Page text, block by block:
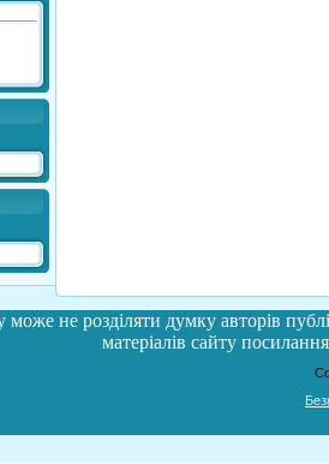
може не розділяти думку авторів
матеріалів сайту